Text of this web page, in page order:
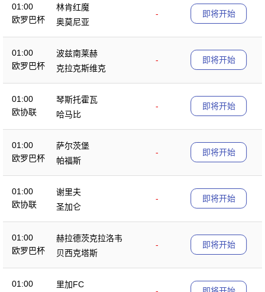
01:00
欧罗巴杯
林肯红魔
-
奥莫尼亚
即将开始
01:00
欧罗巴杯
波兹南莱赫
-
克拉克斯维克
即将开始
01:00
欧协联
琴斯托霍瓦
-
哈马比
即将开始
01:00
欧罗巴杯
萨尔茨堡
-
帕福斯
即将开始
01:00
欧协联
谢里夫
-
圣加仑
即将开始
01:00
欧罗巴杯
赫拉德茨克拉洛韦
-
贝西克塔斯
即将开始
01:00
里加FC